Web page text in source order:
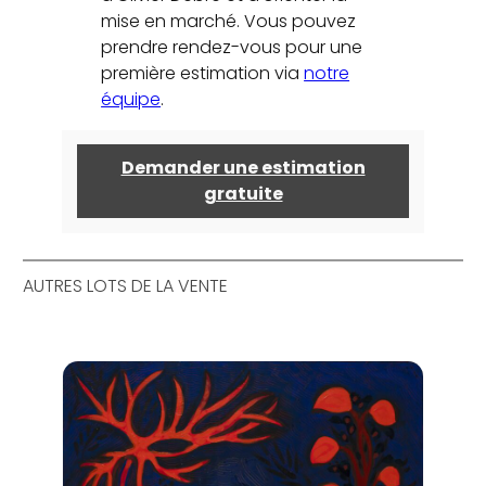
mise en marché. Vous pouvez
prendre rendez-vous pour une
première estimation vianotre
équipe.
Demander une estimation
gratuite
AUTRES LOTS DE LA VENTE